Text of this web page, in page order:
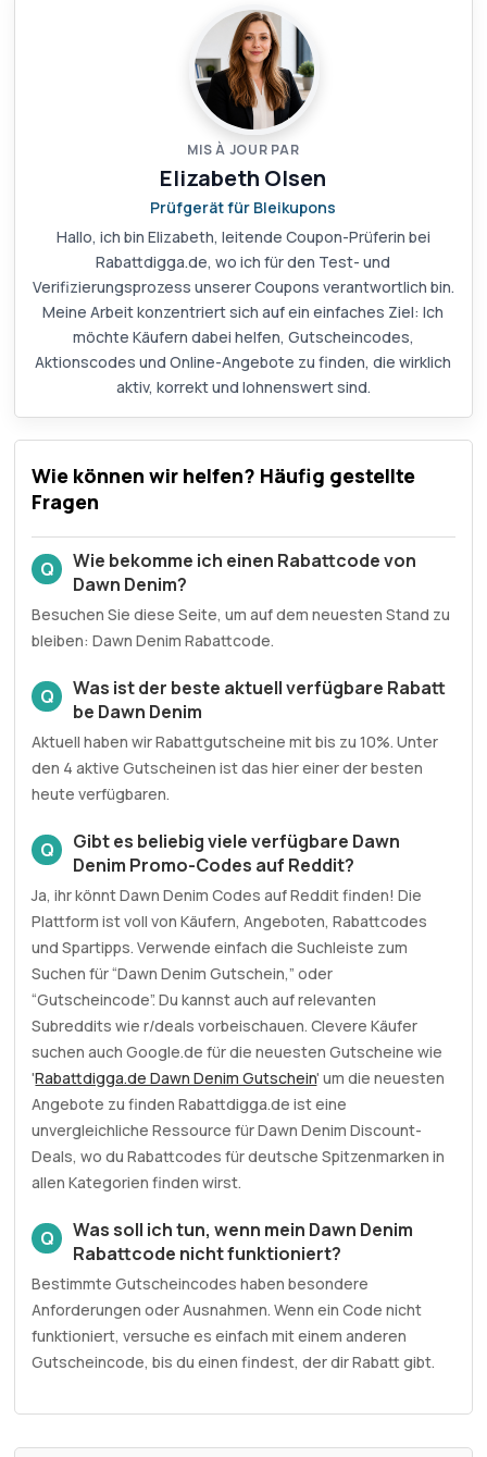
MIS À JOUR PAR
Elizabeth Olsen
Prüfgerät für Bleikupons
Hallo, ich bin Elizabeth, leitende Coupon-Prüferin bei
Rabattdigga.de, wo ich für den Test- und
Verifizierungsprozess unserer Coupons verantwortlich bin.
Meine Arbeit konzentriert sich auf ein einfaches Ziel: Ich
möchte Käufern dabei helfen, Gutscheincodes,
Aktionscodes und Online-Angebote zu finden, die wirklich
aktiv, korrekt und lohnenswert sind.
Wie können wir helfen? Häufig gestellte
Fragen
Q
Wie bekomme ich einen Rabattcode von
Dawn Denim?
Besuchen Sie diese Seite, um auf dem neuesten Stand zu
bleiben: Dawn Denim Rabattcode.
Q
Was ist der beste aktuell verfügbare Rabatt
be Dawn Denim
Aktuell haben wir Rabattgutscheine mit bis zu 10%. Unter
den 4 aktive Gutscheinen ist das hier einer der besten
heute verfügbaren.
Q
Gibt es beliebig viele verfügbare Dawn
Denim Promo-Codes auf Reddit?
Ja, ihr könnt Dawn Denim Codes auf Reddit finden! Die
Plattform ist voll von Käufern, Angeboten, Rabattcodes
und Spartipps. Verwende einfach die Suchleiste zum
Suchen für “Dawn Denim Gutschein,” oder
“Gutscheincode”. Du kannst auch auf relevanten
Subreddits wie r/deals vorbeischauen. Clevere Käufer
suchen auch Google.de für die neuesten Gutscheine wie
'Rabattdigga.de Dawn Denim Gutschein' um die neuesten
Angebote zu finden Rabattdigga.de ist eine
unvergleichliche Ressource für Dawn Denim Discount-
Deals, wo du Rabattcodes für deutsche Spitzenmarken in
allen Kategorien finden wirst.
Q
Was soll ich tun, wenn mein Dawn Denim
Rabattcode nicht funktioniert?
Bestimmte Gutscheincodes haben besondere
Anforderungen oder Ausnahmen. Wenn ein Code nicht
funktioniert, versuche es einfach mit einem anderen
Gutscheincode, bis du einen findest, der dir Rabatt gibt.